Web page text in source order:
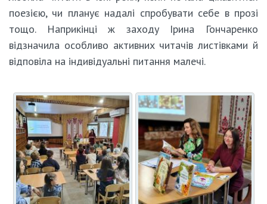
поезією, чи планує надалі спробувати себе в прозі
тощо. Наприкінці ж заходу Ірина Гончаренко
відзначила особливо активних читачів листівками й
відповіла на індивідуальні питання малечі.